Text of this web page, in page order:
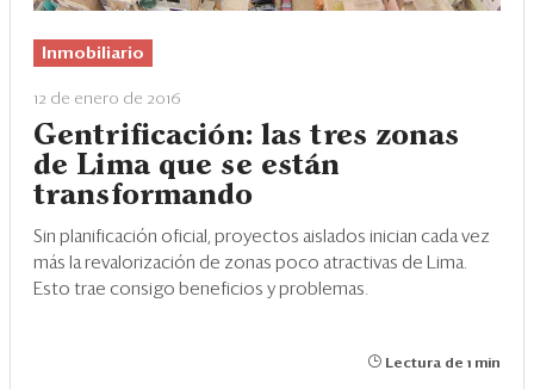
Inmobiliario
12 de enero de 2016
Gentrificación: las tres zonas
de Lima que se están
transformando
Sin planificación oficial, proyectos aislados inician cada vez
más la revalorización de zonas poco atractivas de Lima.
Esto trae consigo beneficios y problemas.
Lectura de 1 min